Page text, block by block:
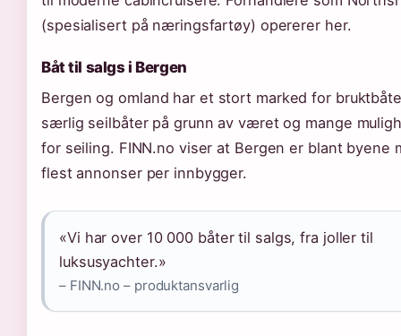
(spesialisert på næringsfartøy) opererer her.
Båt til salgs i Bergen
Bergen og omland har et stort marked for
særlig seilbåter på grunn av været og mange
for seiling. FINN.no viser at Bergen er blant byene
flest annonser per innbygger.
«Vi har over 10 000 båter til salgs, fra joller til
luksusyachter.»
– FINN.no – produktansvarlig